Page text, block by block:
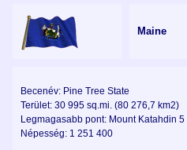
Maine
Becenév: Pine Tree State
Terület: 30 995 sq.mi. (80 276,7 km2)
Legmagasabb pont: Mount Katahdin
Népesség: 1 251 400